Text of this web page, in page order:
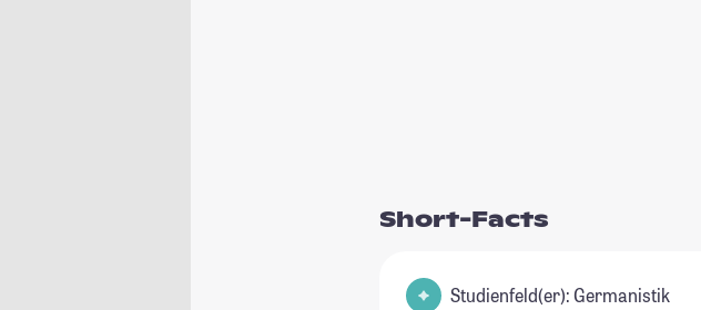
Short-Facts
Studienfeld(er): Germanistik